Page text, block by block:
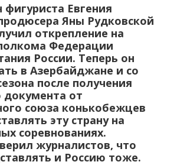
фигуриста Евгения
Яны Рудковской
открепление на
Федерации
России. Теперь он
в Азербайджане и со
после получения
документа от
союза конькобежцев
эту страну на
соревнованиях.
журналистов, что
и Россию тоже.